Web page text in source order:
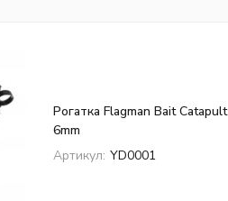
Рогатка Flagman Bait Catapult
6mm
Артикул: YD0001